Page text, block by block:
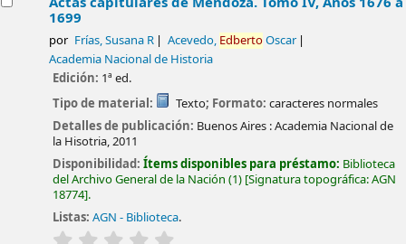
1699
por Frías, Susana R Acevedo, EdbertoOscar
Academia Nacional de Historia
Edición: 1ª ed.
Tipo de material:
Texto; Formato: caracteres normales
Detalles de publicación: Buenos Aires :Academia Nacional de
la Hisotria,2011
Disponibilidad:Ítems disponibles para préstamo: Biblioteca
del Archivo General de la Nación (1) Signatura topográfica:AGN
18774 .
Listas: AGN - Biblioteca.
valoración